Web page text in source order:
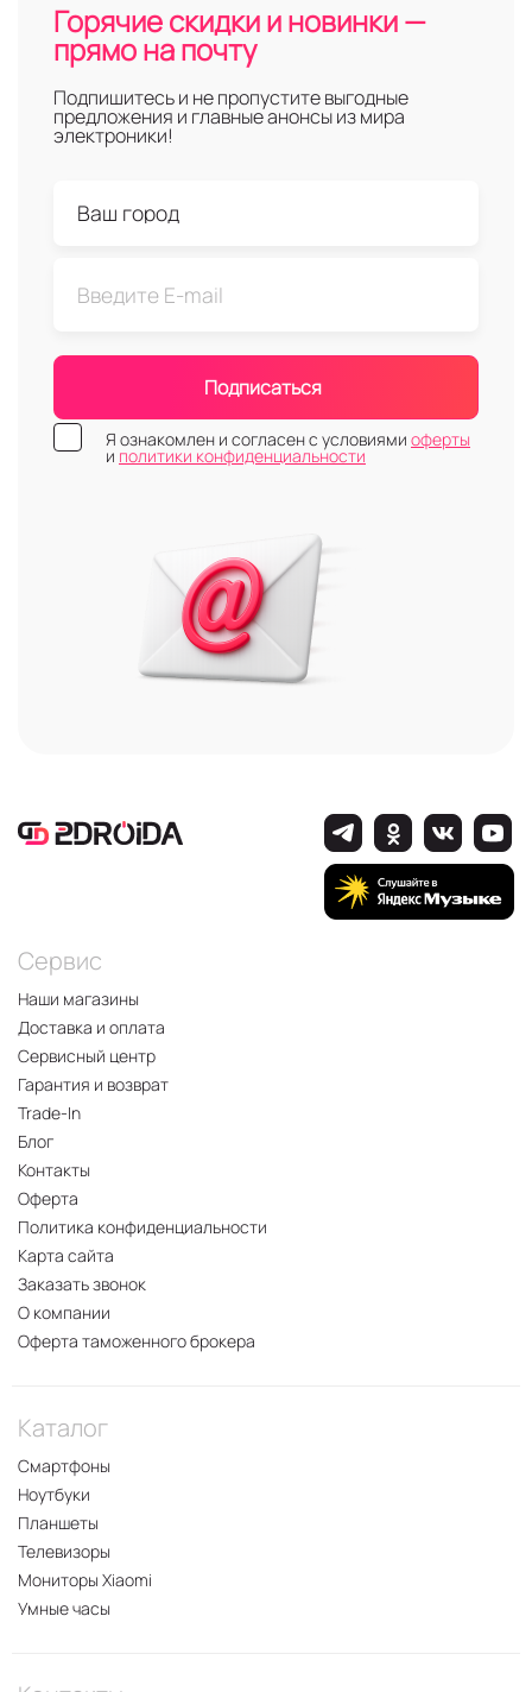
Горячие скидки и новинки —
прямо на почту
Подпишитесь и не пропустите выгодные
предложения и главные анонсы из мира
электроники!
Подписаться
Я ознакомлен и согласен с условиями оферты
и политики конфиденциальности
Сервис
Наши магазины
Доставка и оплата
Сервисный центр
Гарантия и возврат
Trade-In
Блог
Контакты
Оферта
Политика конфиденциальности
Карта сайта
Заказать звонок
О компании
Оферта таможенного брокера
Каталог
Смартфоны
Ноутбуки
Планшеты
Телевизоры
Мониторы Xiaomi
Умные часы